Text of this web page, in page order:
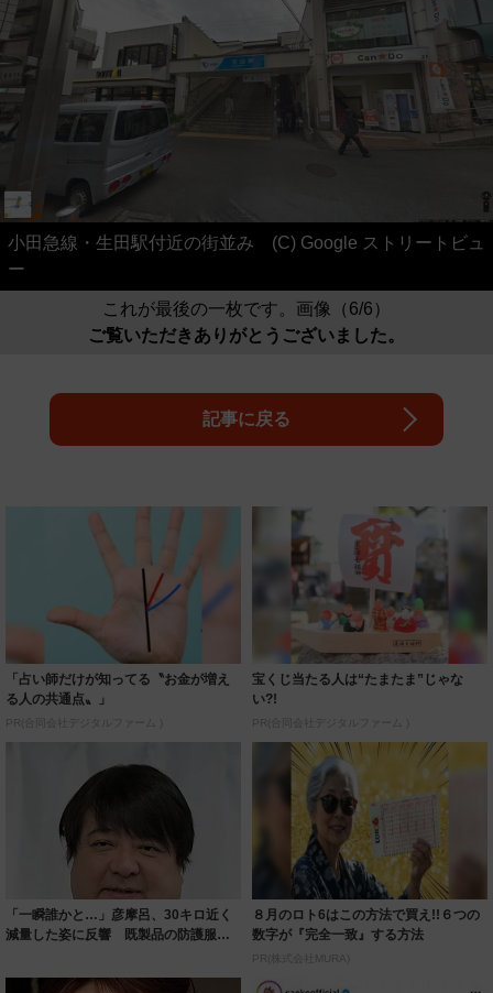
小田急線・生田駅付近の街並み (C) Google ストリートビュ
ー
これが最後の一枚です。画像（6/6）
ご覧いただきありがとうございました。
記事に戻る
「占い師だけが知ってる〝お金が増え
る人の共通点〟」
PR(合同会社デジタルファーム )
宝くじ当たる人は“たまたま”じゃな
い?!
PR(合同会社デジタルファーム )
「一瞬誰かと…」彦摩呂、30キロ近く
減量した姿に反響 既製品の防護服が
８月のロト6はこの方法で買え!!６つの
数字が『完全一致』する方法
PR(株式会社MURA)